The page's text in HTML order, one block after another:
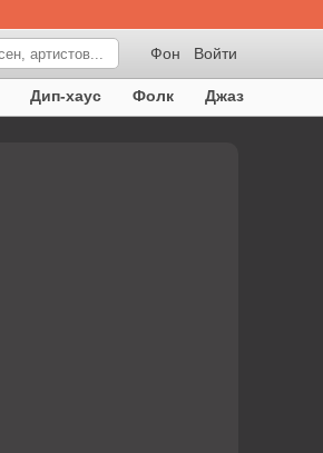
Войти
Фон
Дип-хаус Фолк
Джаз